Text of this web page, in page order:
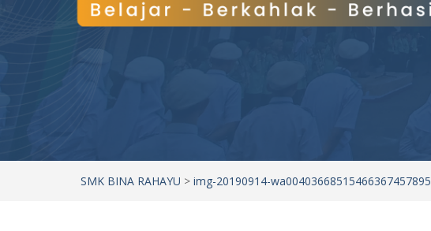
SMK BINA RAHAYU > img-20190914-wa00403668515466367457895